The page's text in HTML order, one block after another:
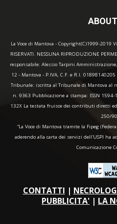
La Voce di Mantova - Copyright(C)1999-2019
RISERVATI. NESSUNA RIPRODUZIONE
responsabile: Alessio Tarpini
12 - Mantova - P.IVA, C.F. e R.I.
Tribunale: iscritta al Tribunale di Mantova al
n. 9363 Pubblicazione a stampa: ISSN
132X La testata fruisce dei contributi diretti
250/
“La Voce di Mantova tramite la Fipeg
aderendo alla carta dei servizi dell'USPI ha
Comunicazione
CONTATTI |
PUBBLICITA' | LA